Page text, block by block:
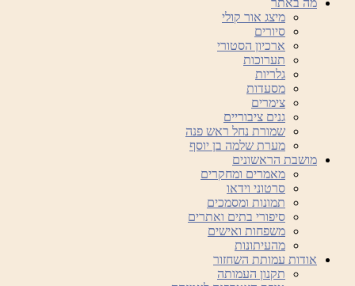
מיצג אור קולי
סיורים
ארכיון הסטורי
תערוכות
גלריות
מסעדות
צימרים
גנים ציבוריים
שמורת נחל ראש פנה
מערת שלמה בן יוסף
מושבת הראשונים
מאמרים ומחקרים
סרטוני וידאו
תמונות ומסמכים
סיפורי בתים ואתרים
משפחות ואישים
מהעיתונות
אודות עמותת השחזור
תקנון העמותה